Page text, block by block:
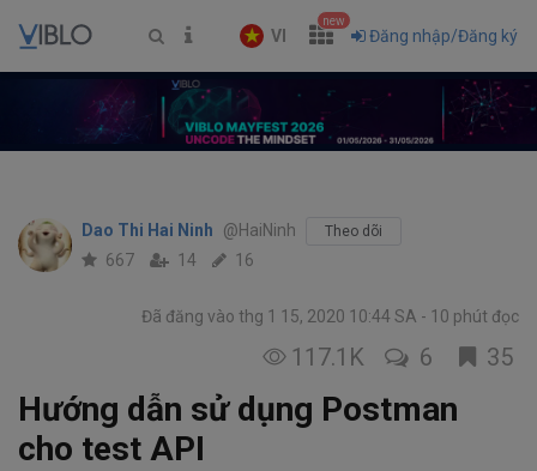
VI
new
Đăng nhập/Đăng ký
Dao Thi Hai Ninh @HaiNinh Theo dõi
667 14 16
Đã đăng vào thg 1 15, 2020 10:44 SA 10 phút đọc
117.1K 6 35
Hướng dẫn sử dụng Postman
cho test API